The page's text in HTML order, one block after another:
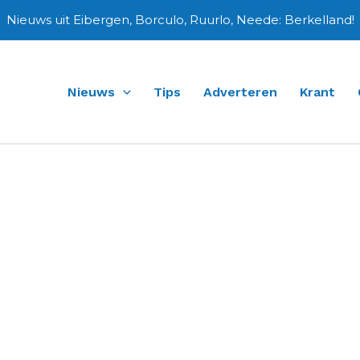
Nieuws uit Eibergen, Borculo, Ruurlo, Neede: Berkelland!
Nieuws Tips Adverteren Krant